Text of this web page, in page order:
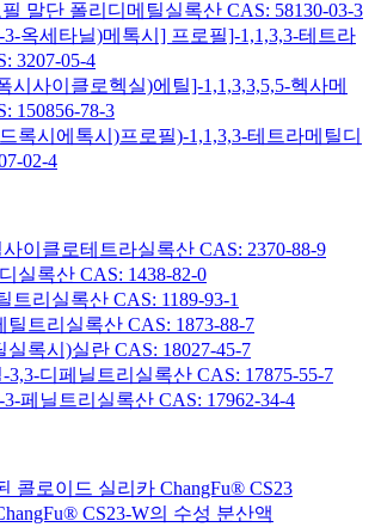
말단 폴리디메틸실록산 CAS: 58130-03-3
옥세타닐)메톡시] 프로필]-1,1,3,3-테트라
3207-05-4
시사이클로헥실)에틸]-1,1,3,3,5,5-헥사메
150856-78-3
록시에톡시)프로필)-1,1,3,3-테트라메틸디
02-4
이클로테트라실록산 CAS: 2370-88-9
실록산 CAS: 1438-82-0
트리실록산 CAS: 1189-93-1
틸트리실록산 CAS: 1873-88-7
록시)실란 CAS: 18027-45-7
3,3-디페닐트리실록산 CAS: 17875-55-7
페닐트리실록산 CAS: 17962-34-4
콜로이드 실리카 ChangFu® CS23
CS23-W의 수성 분산액